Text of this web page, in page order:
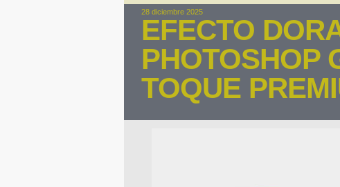
28 diciembre 2025
EFECTO
PHOTOSHOP
TOQUE